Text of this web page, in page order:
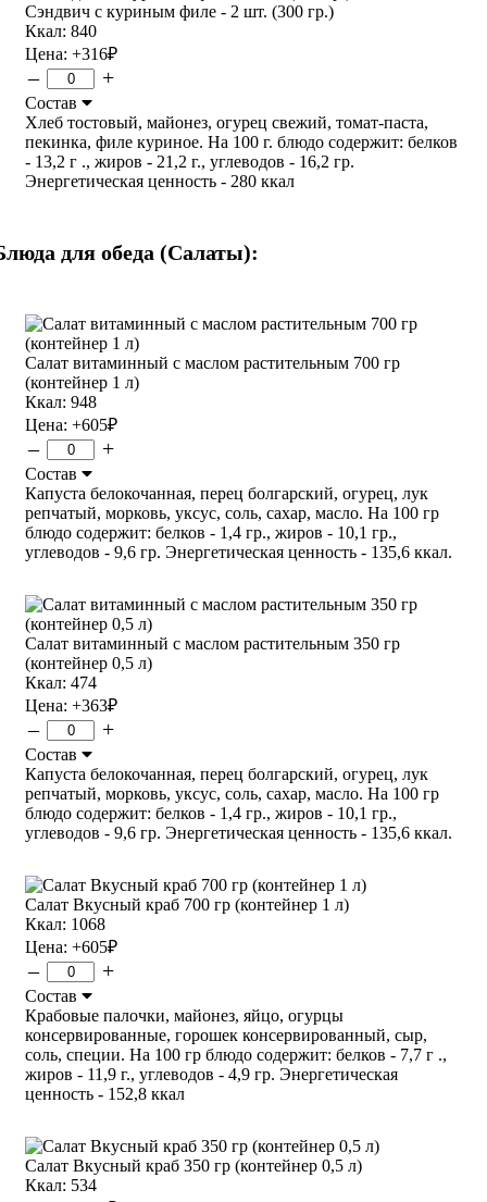
Сэндвич с куриным филе - 2 шт. (300 гр.)
Ккал: 840
Цена: +316₽
– +
Состав
Хлеб тостовый, майонез, огурец свежий, томат-паста,
пекинка, филе куриное. На 100 г. блюдо содержит: белков
- 13,2 г ., жиров - 21,2 г., углеводов - 16,2 гр.
Энергетическая ценность - 280 ккал
для обеда (Салаты):
Салат витаминный с маслом растительным 700 гр
(контейнер 1 л)
Ккал: 948
Цена: +605₽
– +
Состав
Капуста белокочанная, перец болгарский, огурец, лук
репчатый, морковь, уксус, соль, сахар, масло. На 100 гр
блюдо содержит: белков - 1,4 гр., жиров - 10,1 гр.,
углеводов - 9,6 гр. Энергетическая ценность - 135,6 ккал.
Салат витаминный с маслом растительным 350 гр
(контейнер 0,5 л)
Ккал: 474
Цена: +363₽
– +
Состав
Капуста белокочанная, перец болгарский, огурец, лук
репчатый, морковь, уксус, соль, сахар, масло. На 100 гр
блюдо содержит: белков - 1,4 гр., жиров - 10,1 гр.,
углеводов - 9,6 гр. Энергетическая ценность - 135,6 ккал.
Салат Вкусный краб 700 гр (контейнер 1 л)
Ккал: 1068
Цена: +605₽
– +
Состав
Крабовые палочки, майонез, яйцо, огурцы
консервированные, горошек консервированный, сыр,
соль, специи. На 100 гр блюдо содержит: белков - 7,7 г .,
жиров - 11,9 г., углеводов - 4,9 гр. Энергетическая
ценность - 152,8 ккал
Салат Вкусный краб 350 гр (контейнер 0,5 л)
Ккал: 534